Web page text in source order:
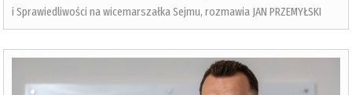
i Sprawiedliwości na wicemarszałka Sejmu, rozmawia JAN PRZEMYŁSKI